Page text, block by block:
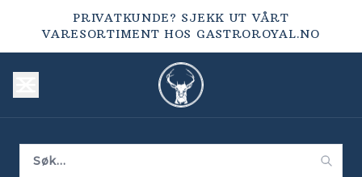
PRIVATKUNDE? SJEKK UT VÅRT
VARESORTIMENT HOS GASTROROYAL.NO